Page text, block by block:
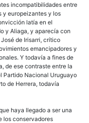
incompatibilidades entre
y europeizantes y los
latía en el
y Aliaga, y aparecía con
de Irisarri, crítico
emancipadores y
Y todavía a fines de
de ese contraste entre la
Partido Nacional Uruguayo
de Herrera, todavía
haya llegado a ser una
los conservadores